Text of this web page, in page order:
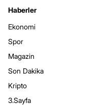
Haberler
Ekonomi
Spor
Magazin
Son Dakika
Kripto
3.Sayfa